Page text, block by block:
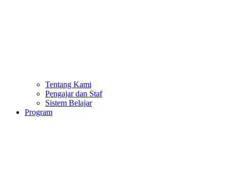
Tentang Kami
Pengajar dan Staf
Sistem Belajar
Program